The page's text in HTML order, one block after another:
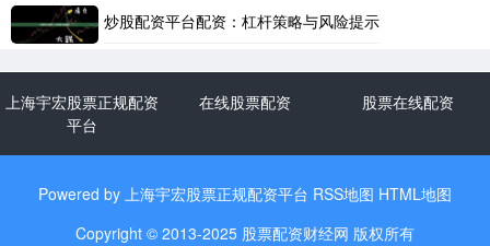
炒股配资平台配资：杠杆策略与风险提示
上海宇宏股票正规配资
平台
在线股票配资 股票在线配资
Powered by 上海宇宏股票正规配资平台 RSS地图 HTML地图
Copyright © 2013-2025 股票配资财经网 版权所有